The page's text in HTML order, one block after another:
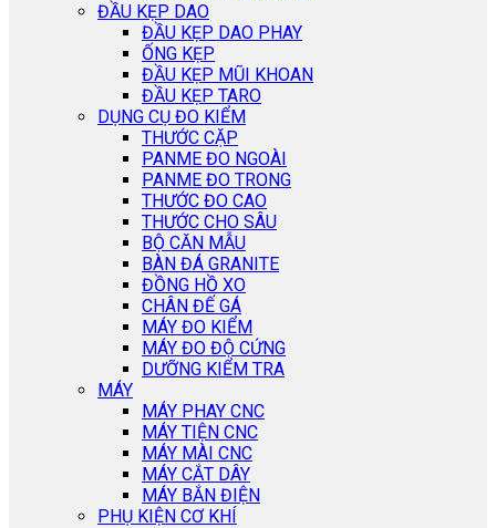
ĐẦU KẸP DAO
ĐẦU KẸP DAO PHAY
ỐNG KẸP
ĐẦU KẸP MŨI KHOAN
ĐẦU KẸP TARO
DỤNG CỤ ĐO KIỂM
THƯỚC CẶP
PANME ĐO NGOÀI
PANME ĐO TRONG
THƯỚC ĐO CAO
THƯỚC CHO SÂU
BỘ CĂN MẪU
BÀN ĐÁ GRANITE
ĐỒNG HỒ XO
CHÂN ĐẾ GÁ
MÁY ĐO KIỂM
MÁY ĐO ĐỘ CỨNG
DƯỠNG KIỂM TRA
MÁY
MÁY PHAY CNC
MÁY TIỆN CNC
MÁY MÀI CNC
MÁY CẮT DÂY
MÁY BẮN ĐIỆN
PHỤ KIỆN CƠ KHÍ